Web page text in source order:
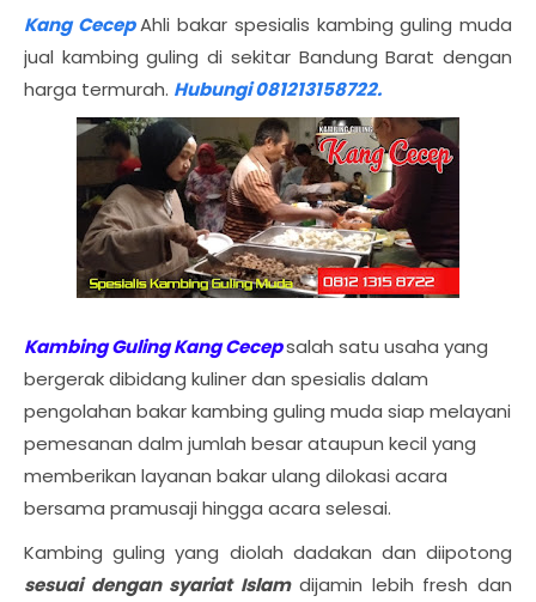
Kang CecepAhli bakar spesialis kambing guling muda
jual kambing guling di sekitar Bandung Barat dengan
harga termurah. Hubungi 081213158722.
Kambing Guling Kang Cecepsalah satu usaha yang
bergerak dibidang kuliner dan spesialis dalam
pengolahan bakar kambing guling muda siap melayani
pemesanan dalm jumlah besar ataupun kecil yang
memberikan layanan bakar ulang dilokasi acara
bersama pramusaji hingga acara selesai.
Kambing guling yang diolah dadakan dan diipotong
sesuai dengan syariat Islamdijamin lebih fresh dan